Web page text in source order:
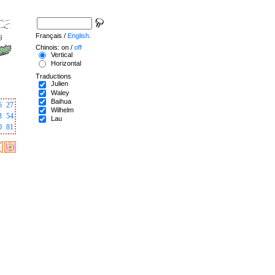
27
54
81
Français / English
Chinois: on / off
Vertical
Horizontal
Traductions
Julien
Waley
Baihua
Wilhelm
Lau